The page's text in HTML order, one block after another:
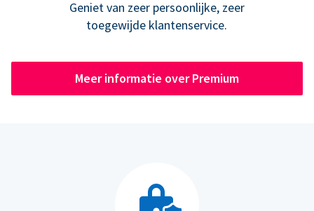
Geniet van zeer persoonlijke, zeer
toegewijde klantenservice.
Meer informatie over Premium